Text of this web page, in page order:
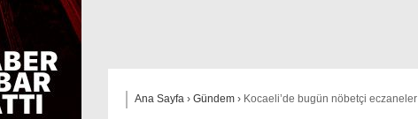
Ana Sayfa › Gündem › Kocaeli’de bugün nöbetçi eczaneler